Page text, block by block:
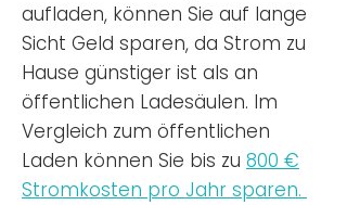
aufladen, können Sie auf lange
Sicht Geld sparen, da Strom zu
Hause günstiger ist als an
öffentlichen Ladesäulen. Im
Vergleich zum öffentlichen
Laden können Sie bis zu 800 €
Stromkosten pro Jahr sparen.